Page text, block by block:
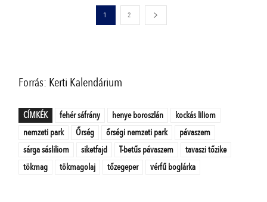
1 2
Forrás: Kerti Kalendárium
CÍMKÉK fehér sáfrány henye boroszlán
kockás liliom
nemzeti park
Őrség őrségi nemzeti park
pávaszem
sárga sásliliom
siketfajd T-betűs pávaszem
tavaszi tőzike
tökmag
tökmagolaj tőzegeper vérfű boglárka